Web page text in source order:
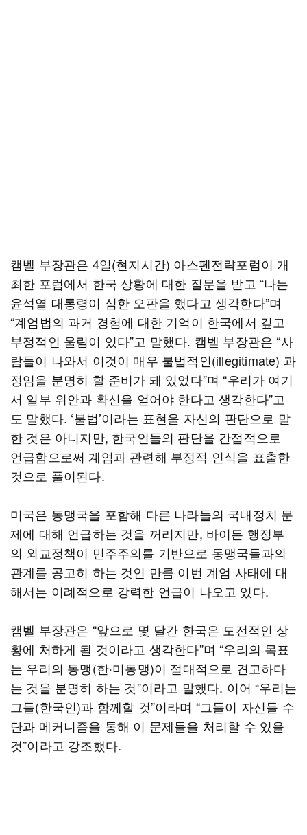
캠벨 부장관은 4일(현지시간) 아스펜전략포럼이 개
최한 포럼에서 한국 상황에 대한 질문을 받고 “나는
윤석열 대통령이 심한 오판을 했다고 생각한다”며
“계엄법의 과거 경험에 대한 기억이 한국에서 깊고
부정적인 울림이 있다”고 말했다. 캠벨 부장관은 “사
람들이 나와서 이것이 매우 불법적인(illegitimate) 과
정임을 분명히 할 준비가 돼 있었다”며 “우리가 여기
서 일부 위안과 확신을 얻어야 한다고 생각한다”고
도 말했다. ‘불법’이라는 표현을 자신의 판단으로 말
한 것은 아니지만, 한국인들의 판단을 간접적으로
언급함으로써 계엄과 관련해 부정적 인식을 표출한
것으로 풀이된다.
미국은 동맹국을 포함해 다른 나라들의 국내정치 문
제에 대해 언급하는 것을 꺼리지만, 바이든 행정부
의 외교정책이 민주주의를 기반으로 동맹국들과의
관계를 공고히 하는 것인 만큼 이번 계엄 사태에 대
해서는 이례적으로 강력한 언급이 나오고 있다.
캠벨 부장관은 “앞으로 몇 달간 한국은 도전적인 상
황에 처하게 될 것이라고 생각한다”며 “우리의 목표
는 우리의 동맹(한·미동맹)이 절대적으로 견고하다
는 것을 분명히 하는 것”이라고 말했다. 이어 “우리는
그들(한국인)과 함께할 것”이라며 “그들이 자신들 수
단과 메커니즘을 통해 이 문제들을 처리할 수 있을
것”이라고 강조했다.